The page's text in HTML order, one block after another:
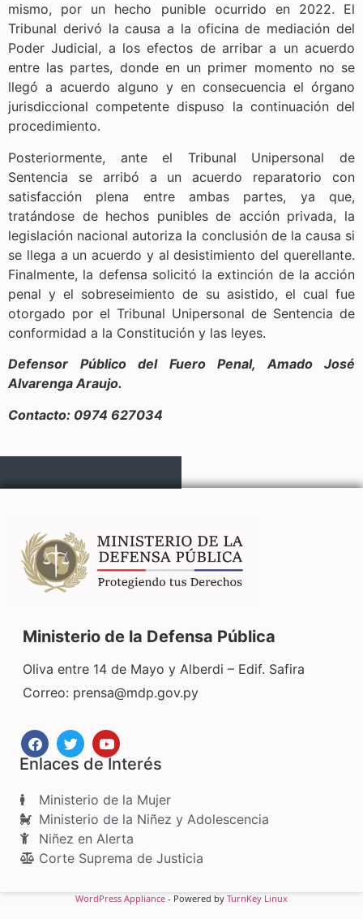
mismo, por un hecho punible ocurrido en 2022. El
Tribunal derivó la causa a la oficina de mediación del
Poder Judicial, a los efectos de arribar a un acuerdo
entre las partes, donde en un primer momento no se
llegó a acuerdo alguno y en consecuencia el órgano
jurisdiccional competente dispuso la continuación del
procedimiento.
Posteriormente, ante el Tribunal Unipersonal de
Sentencia se arribó a un acuerdo reparatorio con
satisfacción plena entre ambas partes, ya que,
tratándose de hechos punibles de acción privada, la
legislación nacional autoriza la conclusión de la causa si
se llega a un acuerdo y al desistimiento del querellante.
Finalmente, la defensa solicitó la extinción de la acción
penal y el sobreseimiento de su asistido, el cual fue
otorgado por el Tribunal Unipersonal de Sentencia de
conformidad a la Constitución y las leyes.
Defensor Público del Fuero Penal, Amado José
Alvarenga Araujo.
Contacto: 0974 627034
Ministerio de la Defensa Pública
Oliva entre 14 de Mayo y Alberdi – Edif. Safira
Correo: prensa@mdp.gov.py
Enlaces de Interés
Ministerio de la Mujer
Ministerio de la Niñez y Adolescencia
Niñez en Alerta
Corte Suprema de Justicia
WordPress Appliance - Powered by TurnKey Linux